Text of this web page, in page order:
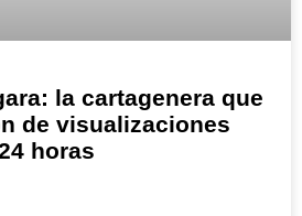
la cartagenera que
de visualizaciones
horas